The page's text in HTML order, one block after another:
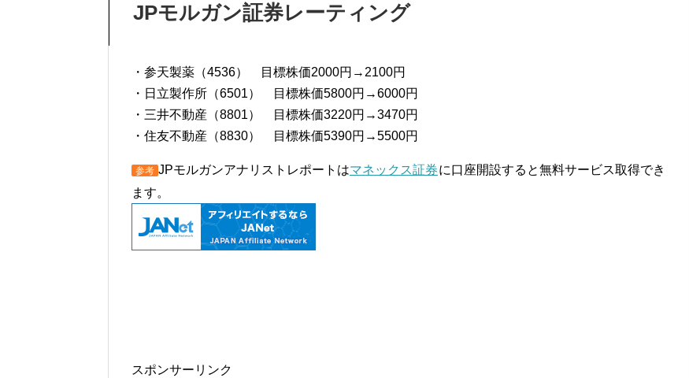
JPモルガン証券レーティング
・参天製薬（4536） 目標株価2000円→2100円
・日立製作所（6501） 目標株価5800円→6000円
・三井不動産（8801） 目標株価3220円→3470円
・住友不動産（8830） 目標株価5390円→5500円
参考 JPモルガンアナリストレポートはマネックス証券に口座開設すると無料サービス取得でき
ます。
スポンサーリンク